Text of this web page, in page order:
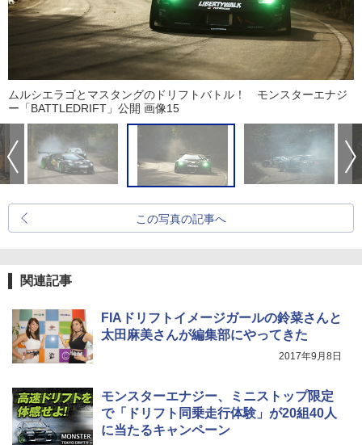
ムルシエラゴとマスタングのドリフトバトル！ モンスターエナジ
ー「BATTLEDRIFT」公開 画像15
この写真の記事へ
関連記事
FIAドリフトイメージガールの鈴菜さんと
太田麻美さんが編集部にやってきた
2017年9月8日
モンスターエナジー、ミニストップ限定
で「ドリフト同乗走行体験」が20組40人
に当たるキャンペーン